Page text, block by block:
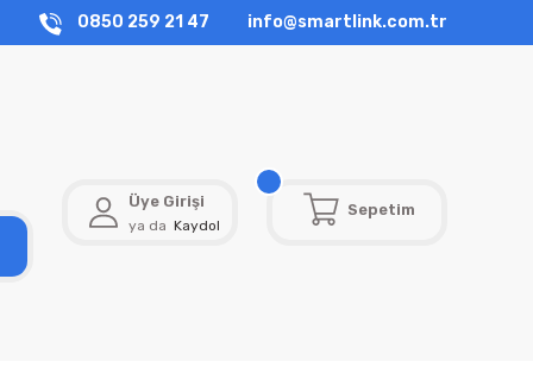
0850 259 21 47 info@smartlink.com.tr
Üye Girişi
ya da Kaydol
Sepetim